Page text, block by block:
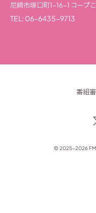
尼崎市塚口町1-16-1 コープ
TEL: 06-6435-9713
番組
©2025-2026